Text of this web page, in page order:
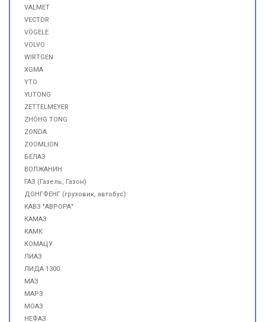
VALMET
VECTOR
VÖGELE
VOLVO
WIRTGEN
XGMA
YTO
YUTONG
ZETTELMEYER
ZHOHG TONG
ZONDA
ZOOMLION
БЕЛАЗ
ВОЛЖАНИН
ГАЗ (Газель, Газон)
ДОНГФЕНГ (грузовик, автобус)
КАВЗ "АВРОРА"
КАМАЗ
КАМК
КОМАЦУ
ЛИАЗ
ЛИДА 1300
МАЗ
МАРЗ
МОАЗ
НЕФАЗ